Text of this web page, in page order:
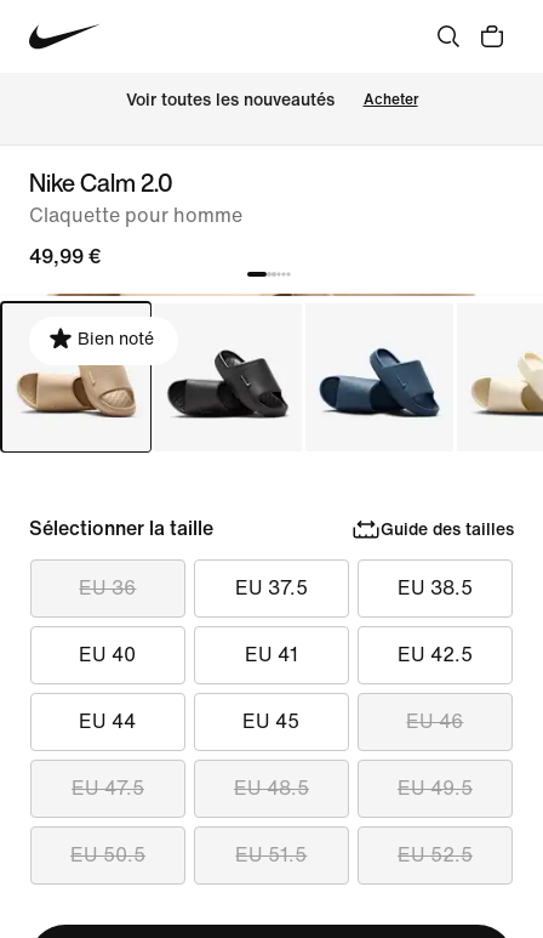
Voir toutes les nouveautés Acheter
Nike Calm 2.0
Claquette pour homme
49,99 €
Bien noté
Sélectionner la taille Guide des tailles
EU 36 EU 37.5 EU 38.5
EU 40 EU 41 EU 42.5
EU 44 EU 45 EU 46
EU 47.5 EU 48.5 EU 49.5
EU 50.5 EU 51.5 EU 52.5